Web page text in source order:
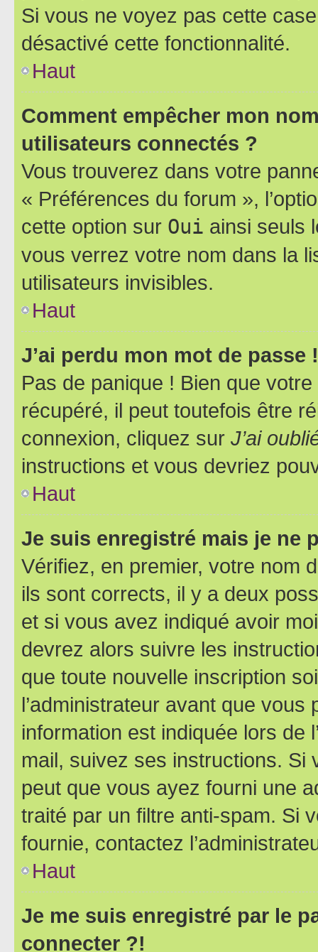
Si vous ne voyez pas cette
désactivé cette fonctionnalité.
Haut
Comment empêcher mon
utilisateurs connectés ?
Vous trouverez dans votre
« Préférences du forum »,
cette option sur Oui ainsi seuls
vous verrez votre nom dans la
utilisateurs invisibles.
Haut
J’ai perdu mon mot de passe !
Pas de panique ! Bien que
récupéré, il peut toutefois être
connexion, cliquez sur J’ai
instructions et vous devriez
Haut
Je suis enregistré mais je ne
Vérifiez, en premier, votre nom
ils sont corrects, il y a deux
et si vous avez indiqué avoir
devrez alors suivre les
que toute nouvelle inscription
l’administrateur avant que
information est indiquée lors de
mail, suivez ses instructions. Si
peut que vous ayez fourni une
traité par un filtre anti-spam. Si
fournie, contactez
Haut
Je me suis enregistré par le
connecter ?!